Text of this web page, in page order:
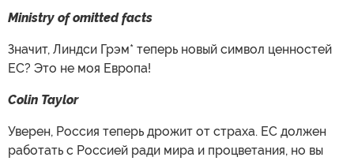
Ministry of omitted facts
Значит, Линдси Грэм* теперь новый символ ценностей
ЕС? Это не моя Европа!
Colin Taylor
Уверен, Россия теперь дрожит от страха. ЕС должен
работать с Россией ради мира и процветания, но вы